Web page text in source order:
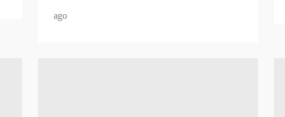
ago